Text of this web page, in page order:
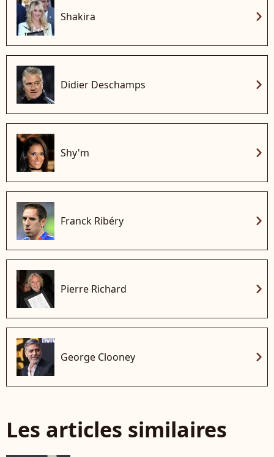
Shakira chevron_right
Didier Deschamps chevron_right
Shy'm chevron_right
Franck Ribéry chevron_right
Pierre Richard chevron_right
George Clooney chevron_right
Les articles similaires